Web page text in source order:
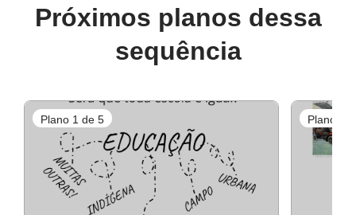
Próximos planos dessa
sequência
Plano 1 de 5 Plano 3